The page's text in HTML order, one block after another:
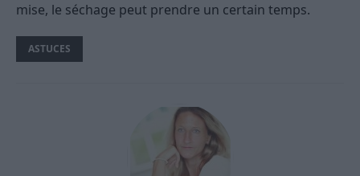
mise, le séchage peut prendre un certain temps.
ASTUCES